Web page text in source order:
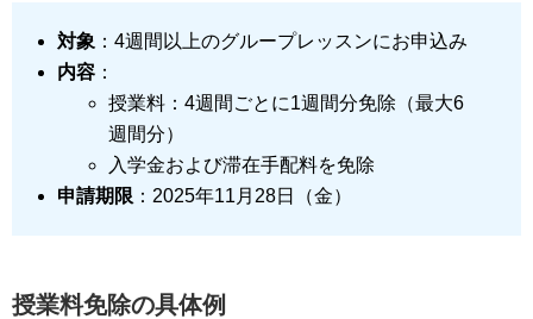
対象 ：4週間以上のグループレッスンにお申込み
内容 ：
授業料：4週間ごとに1週間分免除（最大6
週間分）
入学金および滞在手配料を免除
申請期限 ：2025年11月28日（金）
授業料免除の具体例